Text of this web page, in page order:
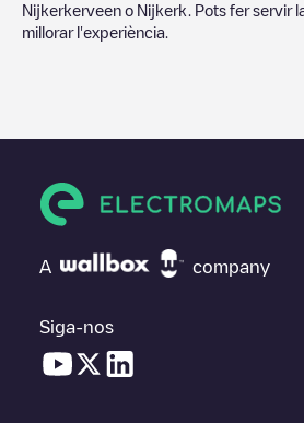
Nijkerkerveen o Nijkerk
. Pots fer servir
millorar l'experiència.
A company
Siga-nos